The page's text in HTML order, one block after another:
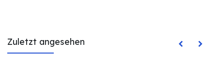
Zuletzt angesehen